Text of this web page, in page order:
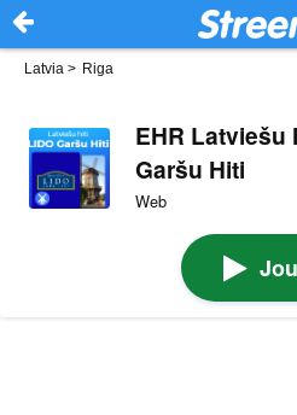
Latvia > Riga
EHR Latviešu
Garšu Hiti
Web